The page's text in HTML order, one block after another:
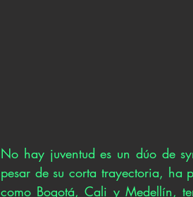
No hay juventud es un dúo de
pesar de su corta trayectoria, ha
como Bogotá, Cali y Medellín,